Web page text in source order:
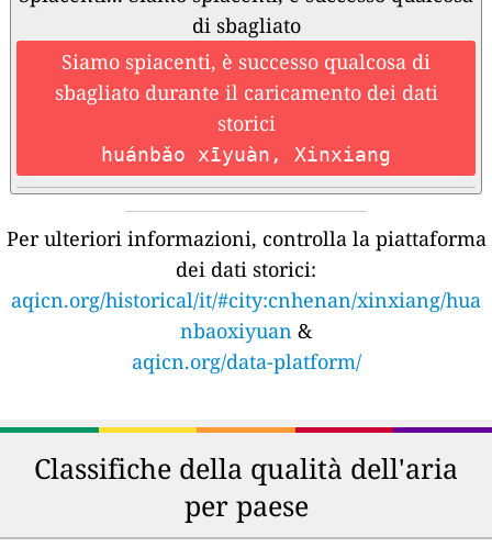
di sbagliato
Siamo spiacenti, è successo qualcosa di
sbagliato durante il caricamento dei dati
storici
huánbǎo xīyuàn, Xinxiang
Per ulteriori informazioni, controlla la piattaforma
dei dati storici:
aqicn.org/historical/it/#city:cnhenan/xinxiang/hua
nbaoxiyuan &
aqicn.org/data-platform/
Classifiche della qualità dell'aria
per paese